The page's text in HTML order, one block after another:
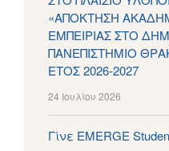
«ΑΠΟΚΤΗΣΗ
ΕΜΠΕΙΡΙΑΣ ΣΤΟ
ΠΑΝΕΠΙΣΤΗΜΙΟ
ΕΤΟΣ 2026-2027
24 Ιουλίου 2026
Γίνε EMERGE